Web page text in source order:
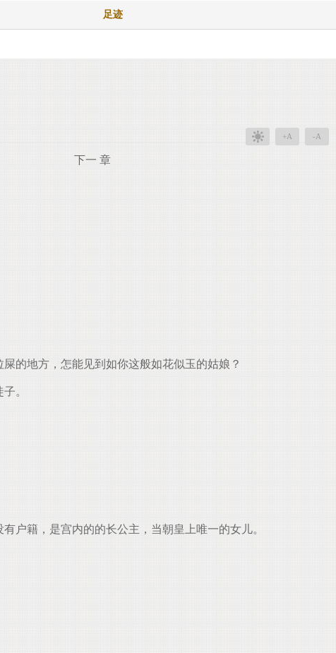
足迹
+A -A
下一 章
的地方，怎能见到如你这般如花似玉的姑娘？
。
户籍，是宫内的的长公主，当朝皇上唯一的女儿。